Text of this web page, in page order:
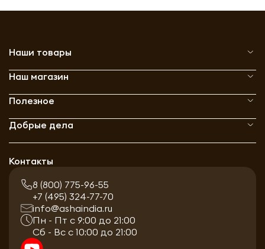
Наши товары
Наш магазин
Полезное
Добрые дела
Контакты
8 (800) 775-96-55
+7 (495) 324-77-70
info@ashaindia.ru
Пн - Пт с 9:00 до 21:00
Сб - Вс с 10:00 до 21:00